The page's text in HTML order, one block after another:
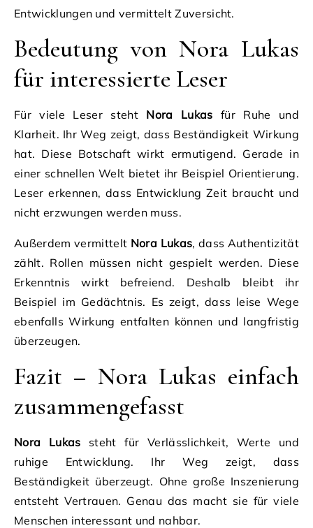
Entwicklungen und vermittelt Zuversicht.
Bedeutung von Nora Lukas
für interessierte Leser
Für viele Leser steht Nora Lukas für Ruhe und
Klarheit. Ihr Weg zeigt, dass Beständigkeit Wirkung
hat. Diese Botschaft wirkt ermutigend. Gerade in
einer schnellen Welt bietet ihr Beispiel Orientierung.
Leser erkennen, dass Entwicklung Zeit braucht und
nicht erzwungen werden muss.
Außerdem vermittelt Nora Lukas, dass Authentizität
zählt. Rollen müssen nicht gespielt werden. Diese
Erkenntnis wirkt befreiend. Deshalb bleibt ihr
Beispiel im Gedächtnis. Es zeigt, dass leise Wege
ebenfalls Wirkung entfalten können und langfristig
überzeugen.
Fazit – Nora Lukas einfach
zusammengefasst
Nora Lukas steht für Verlässlichkeit, Werte und
ruhige Entwicklung. Ihr Weg zeigt, dass
Beständigkeit überzeugt. Ohne große Inszenierung
entsteht Vertrauen. Genau das macht sie für viele
Menschen interessant und nahbar.